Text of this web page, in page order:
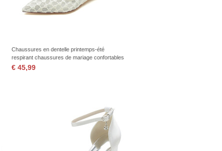
Chaussures en dentelle printemps-été
respirant chaussures de mariage confortables
pour femmes
€ 45,99